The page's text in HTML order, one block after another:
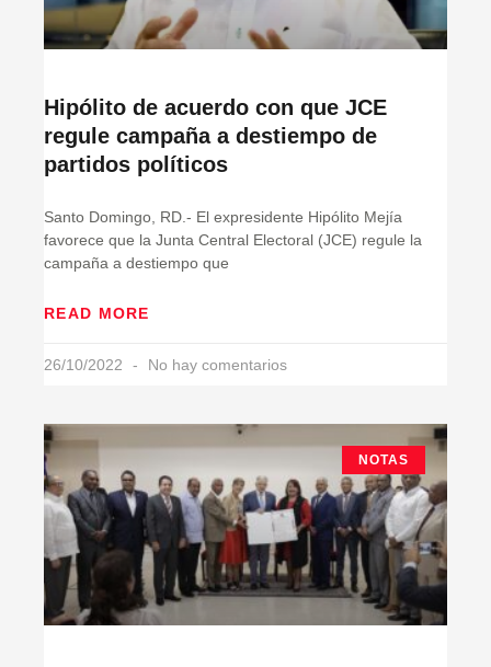
Hipólito de acuerdo con que JCE
regule campaña a destiempo de
partidos políticos
Santo Domingo, RD.- El expresidente Hipólito Mejía
favorece que la Junta Central Electoral (JCE) regule la
campaña a destiempo que
READ MORE
26/10/2022 No hay comentarios
NOTAS